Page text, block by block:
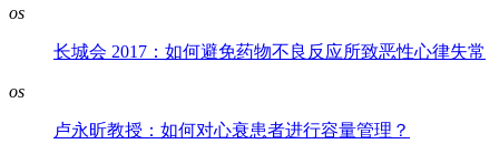
os
长城会 2017：如何避免药物不良反应所致恶性心律失常
os
卢永昕教授：如何对心衰患者进行容量管理？